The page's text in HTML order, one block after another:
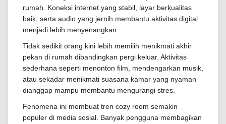
rumah. Koneksi internet yang stabil, layar berkualitas
baik, serta audio yang jernih membantu aktivitas digital
menjadi lebih menyenangkan.
Tidak sedikit orang kini lebih memilih menikmati akhir
pekan di rumah dibandingkan pergi keluar. Aktivitas
sederhana seperti menonton film, mendengarkan musik,
atau sekadar menikmati suasana kamar yang nyaman
dianggap mampu membantu mengurangi stres.
Fenomena ini membuat tren cozy room semakin
populer di media sosial. Banyak pengguna membagikan